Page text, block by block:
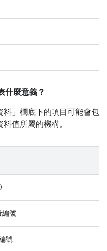
什麼意義？
」 欄底下的項目可能會包
值所屬的機構。
編號
號